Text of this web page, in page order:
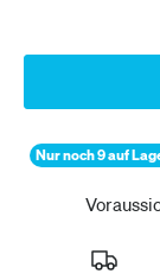
Nur noch 9 auf